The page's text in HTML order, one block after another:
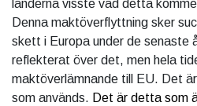
länderna visste vad detta
Denna maktöverflyttning sker
skett i Europa under de senaste
reflekterat över det, men hela
maktöverlämnande till EU. Det
som används. Det är detta som